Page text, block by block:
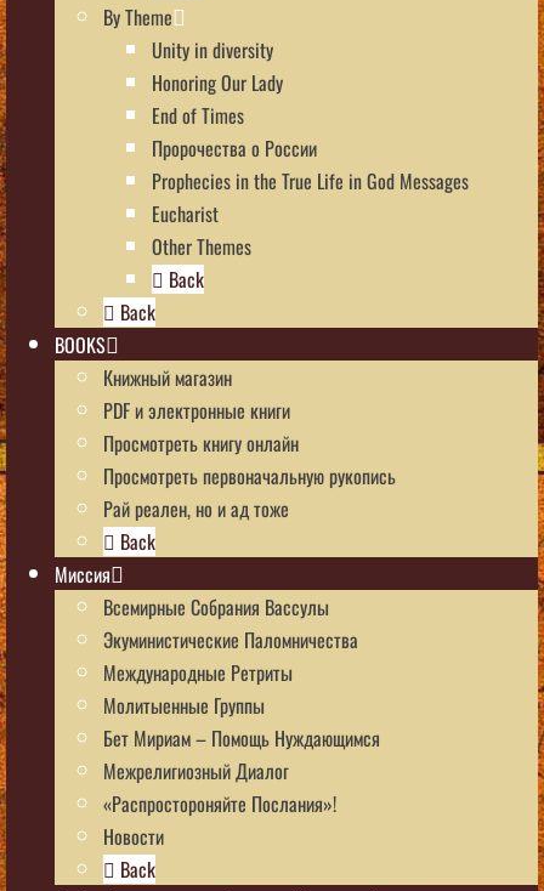
By Theme
Unity in diversity
Honoring Our Lady
End of Times
Пророчества о России
Prophecies in the True Life in God Messages
Eucharist
Other Themes
Back
Back
BOOKS
Книжный магазин
PDF и электронные книги
Просмотреть книгу онлайн
Просмотреть первоначальную рукопись
Рай реален, но и ад тоже
Back
Миссия
Всемирные Собрания Вассулы
Экуминистические Паломничества
Международные Ретриты
Молитыенные Группы
Бет Мириам – Помощь Нуждающимся
Межрелигиозный Диалог
«Распростороняйте Послания»!
Новости
Back